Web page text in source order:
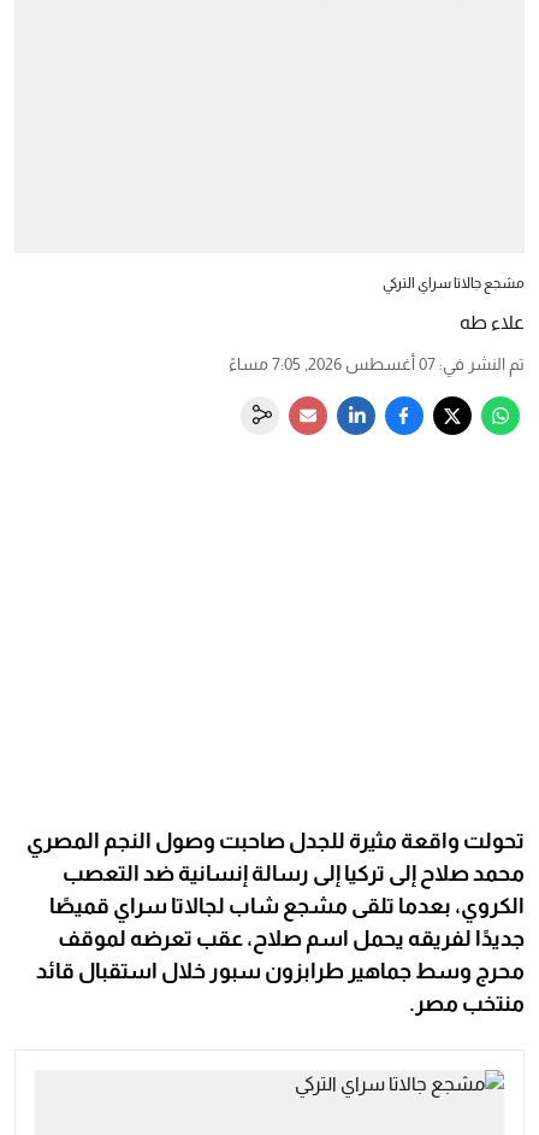
مشجع جالاتا سراي التركي
علاء طه
تم النشر في: 07 أغسطس 2026, 7:05 مساءً
تحولت واقعة مثيرة للجدل صاحبت وصول النجم المصري
محمد صلاح إلى تركيا إلى رسالة إنسانية ضد التعصب
الكروي، بعدما تلقى مشجع شاب لجالاتا سراي قميصًا
جديدًا لفريقه يحمل اسم صلاح، عقب تعرضه لموقف
محرج وسط جماهير طرابزون سبور خلال استقبال قائد
منتخب مصر.